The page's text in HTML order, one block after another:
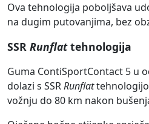
Ova tehnologija poboljšava
na dugim putovanjima, bez
SSR Runflattehnologija
Guma ContiSportContact 5 u
dolazi s SSRRunflat
vožnju do 80 km nakon